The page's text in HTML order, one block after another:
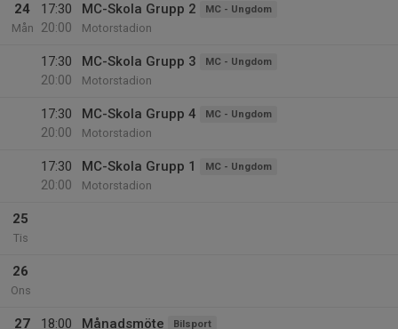
24
Mån
17:30
20:00
MC-Skola Grupp 2 MC - Ungdom
Motorstadion
17:30
20:00
MC-Skola Grupp 3 MC - Ungdom
Motorstadion
17:30
20:00
MC-Skola Grupp 4 MC - Ungdom
Motorstadion
17:30
20:00
MC-Skola Grupp 1 MC - Ungdom
Motorstadion
25
Tis
26
Ons
27
18:00
Månadsmöte Bilsport